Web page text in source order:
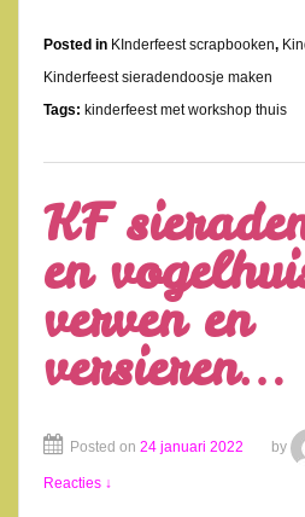
Posted in KInderfeest scrapbooken,
Kinderfeest sieradendoosje maken
Tags: kinderfeest met workshop thuis
KF
en
verven en
versieren…
Posted on 24 januari 2022 by
Reacties ↓